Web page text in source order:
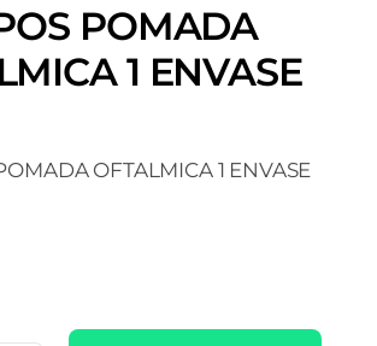
POMADA
1 ENVASE
OFTALMICA 1 ENVASE